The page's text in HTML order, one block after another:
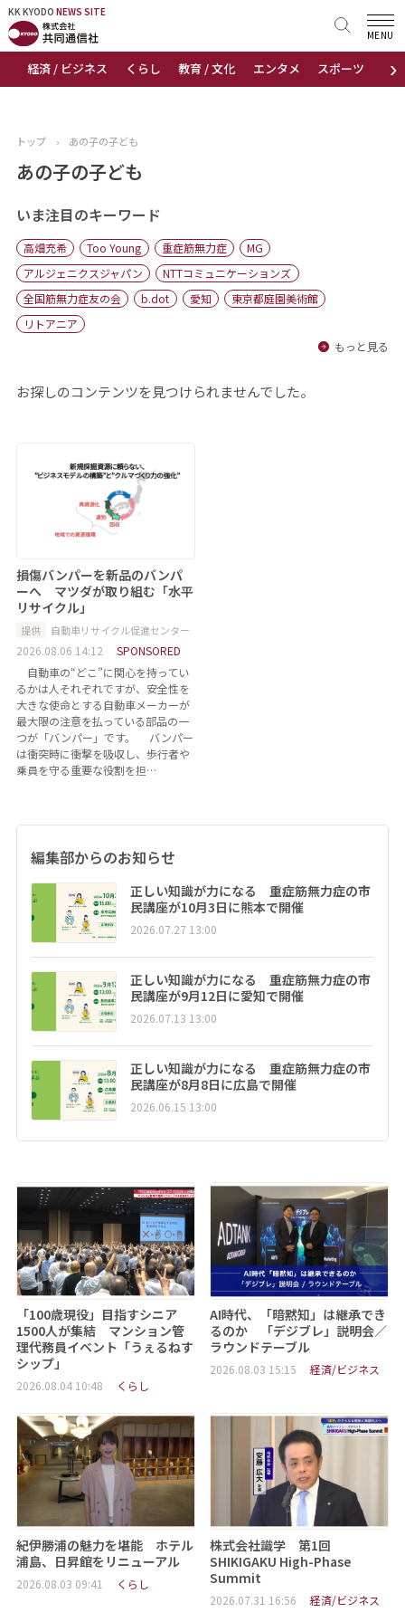
KK KYODO NEWS SITE
›
経済 / ビジネス くらし 教育 / 文化 エンタメ スポーツ 地域
MENU
KK KYODONEWS SITE
トップページ
ニュース
おすすめコンテンツ
出版物
会社概要
トップ › あの子の子ども
あの子の子ども
いま注目のキーワード
高畑充希 Too Young 重症筋無力症
MG
アルジェニクスジャパン
NTTコミュニケーションズ
全国筋無力症友の会
b.dot 愛知
東京都庭園美術館
リトアニア
もっと見る
お探しのコンテンツを見つけられませんでした。
損傷バンパーを新品のバンパ
ーへ マツダが取り組む「水平
リサイクル」
提供 自動車リサイクル促進センター
2026.08.06 14:12
SPONSORED
自動車の“どこ”に関心を持ってい
るかは人それぞれですが、安全性を
大きな使命とする自動車メーカーが
最大限の注意を払っている部品の一
つが「バンパー」です。 バンパー
は衝突時に衝撃を吸収し、歩行者や
乗員を守る重要な役割を担…
編集部からのお知らせ
正しい知識が力になる 重症筋無力症の市
民講座が10月3日に熊本で開催
2026.07.27 13:00
正しい知識が力になる 重症筋無力症の市
民講座が9月12日に愛知で開催
2026.07.13 13:00
正しい知識が力になる 重症筋無力症の市
民講座が8月8日に広島で開催
2026.06.15 13:00
「100歳現役」目指すシニア
1500人が集結 マンション管
理代務員イベント「うぇるねす
シップ」
2026.08.04 10:48 くらし
AI時代、「暗黙知」は継承でき
るのか 「デジブレ」説明会／
ラウンドテーブル
2026.08.03 15:15 経済/ビジネス
紀伊勝浦の魅力を堪能 ホテル
浦島、日昇館をリニューアル
2026.08.03 09:41 くらし
株式会社識学 第1回
SHIKIGAKU High-Phase
Summit
2026.07.31 16:56 経済/ビジネス